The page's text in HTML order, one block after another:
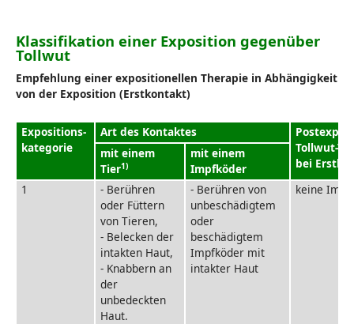
Klassifikation einer Exposition gegenüber
Tollwut
Empfehlung einer expositionellen Therapie in Abhängigkeit
von der Exposition (Erstkontakt)
Expositions-
kategorie
Art des Kontaktes
Tollwut-
bei
mit einem
Tier1)
mit einem
Impfköder
1
- Berühren
oder Füttern
von Tieren,
- Belecken der
intakten Haut,
- Knabbern an
der
unbedeckten
Haut.
- Berühren von
unbeschädigtem
oder
beschädigtem
Impfköder mit
intakter Haut
keine